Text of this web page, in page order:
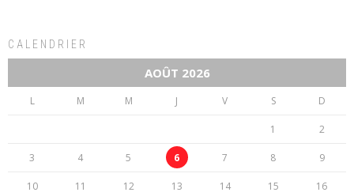
CALENDRIER
AOÛT 2026
L M M J V S D
1 2
3 4 5 6 7 8 9
10 11 12 13 14 15 16